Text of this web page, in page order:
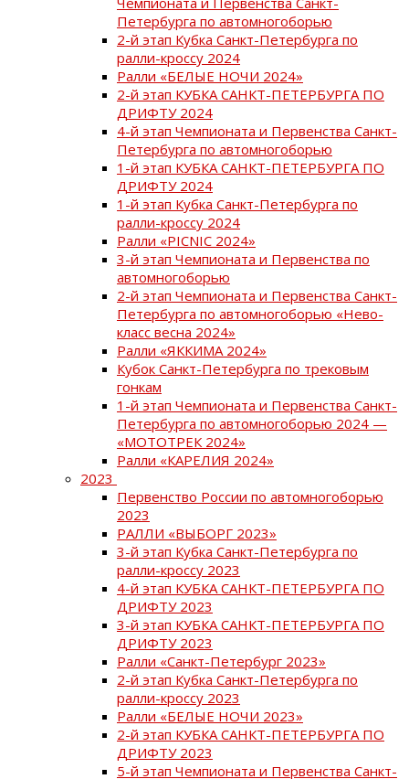
Петербурга по автомногоборью
2-й этап Кубка Санкт-Петербурга по
ралли-кроссу 2024
Ралли «БЕЛЫЕ НОЧИ 2024»
2-й этап КУБКА САНКТ-ПЕТЕРБУРГА ПО
ДРИФТУ 2024
4-й этап Чемпионата и Первенства Санкт-
Петербурга по автомногоборью
1-й этап КУБКА САНКТ-ПЕТЕРБУРГА ПО
ДРИФТУ 2024
1-й этап Кубка Санкт-Петербурга по
ралли-кроссу 2024
Ралли «PICNIC 2024»
3-й этап Чемпионата и Первенства по
автомногоборью
2-й этап Чемпионата и Первенства Санкт-
Петербурга по автомногоборью «Нево-
класс весна 2024»
Ралли «ЯККИМА 2024»
Кубок Санкт-Петербурга по трековым
гонкам
1-й этап Чемпионата и Первенства Санкт-
Петербурга по автомногоборью 2024 —
«МОТОТРЕК 2024»
Ралли «КАРЕЛИЯ 2024»
2023
Первенство России по автомногоборью
2023
РАЛЛИ «ВЫБОРГ 2023»
3-й этап Кубка Санкт-Петербурга по
ралли-кроссу 2023
4-й этап КУБКА САНКТ-ПЕТЕРБУРГА ПО
ДРИФТУ 2023
3-й этап КУБКА САНКТ-ПЕТЕРБУРГА ПО
ДРИФТУ 2023
Ралли «Санкт-Петербург 2023»
2-й этап Кубка Санкт-Петербурга по
ралли-кроссу 2023
Ралли «БЕЛЫЕ НОЧИ 2023»
2-й этап КУБКА САНКТ-ПЕТЕРБУРГА ПО
ДРИФТУ 2023
5-й этап Чемпионата и Первенства Санкт-